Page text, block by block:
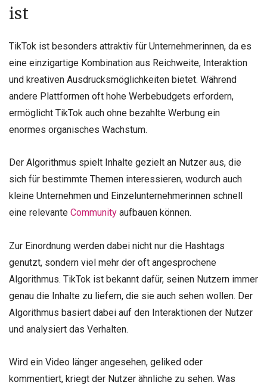
ist
TikTok ist besonders attraktiv für Unternehmerinnen, da es
eine einzigartige Kombination aus Reichweite, Interaktion
und kreativen Ausdrucksmöglichkeiten bietet. Während
andere Plattformen oft hohe Werbebudgets erfordern,
ermöglicht TikTok auch ohne bezahlte Werbung ein
enormes organisches Wachstum.
Der Algorithmus spielt Inhalte gezielt an Nutzer aus, die
sich für bestimmte Themen interessieren, wodurch auch
kleine Unternehmen und Einzelunternehmerinnen schnell
eine relevante Community aufbauen können.
Zur Einordnung werden dabei nicht nur die Hashtags
genutzt, sondern viel mehr der oft angesprochene
Algorithmus. TikTok ist bekannt dafür, seinen Nutzern immer
genau die Inhalte zu liefern, die sie auch sehen wollen. Der
Algorithmus basiert dabei auf den Interaktionen der Nutzer
und analysiert das Verhalten.
Wird ein Video länger angesehen, geliked oder
kommentiert, kriegt der Nutzer ähnliche zu sehen. Was